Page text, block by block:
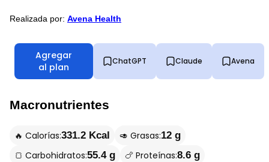
Realizada por: Avena Health
Agregar
al plan
ChatGPT Claude Avena
Macronutrientes
🔥 Calorías:331.2 Kcal 🥑 Grasas:12 g
🍞 Carbohidratos:55.4 g 🍗 Proteínas:8.6 g